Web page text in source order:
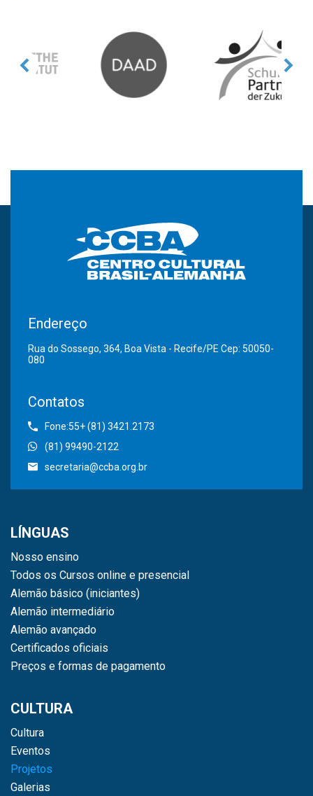
Endereço
Rua do Sossego, 364, Boa Vista - Recife/PE Cep: 50050-
080
Contatos
Fone:55+ (81) 3421.2173
(81) 99490-2122
secretaria@ccba.org.br
LÍNGUAS
Nosso ensino
Todos os Cursos online e presencial
Alemão básico (iniciantes)
Alemão intermediário
Alemão avançado
Certificados oficiais
Preços e formas de pagamento
CULTURA
Cultura
Eventos
Projetos
Galerias